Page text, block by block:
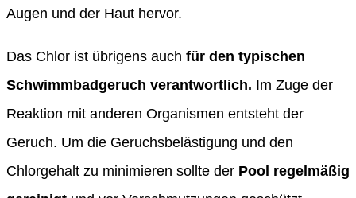
Augen und der Haut hervor.
Das Chlor ist übrigens auch für den typischen
Schwimmbadgeruch verantwortlich. Im Zuge der
Reaktion mit anderen Organismen entsteht der
Geruch. Um die Geruchsbelästigung und den
Chlorgehalt zu minimieren sollte der Pool regelmäßig